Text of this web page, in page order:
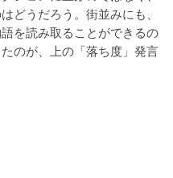
どうだろう。街並みにも、
を読み取ることができるの
のが、上の「落ち度」発言